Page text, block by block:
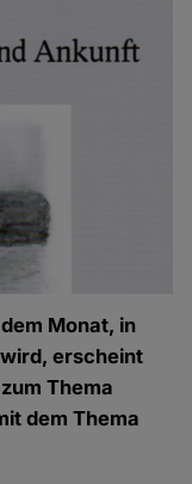
Monat, in
erscheint
Thema
dem Thema